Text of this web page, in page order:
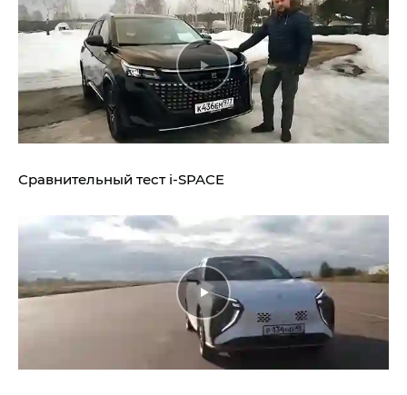
Сравнительный тест i‑SPACE